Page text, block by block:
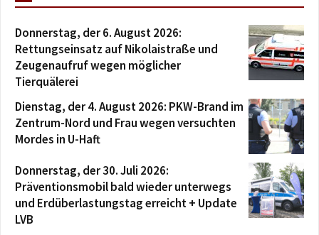
Donnerstag, der 6. August 2026:
Rettungseinsatz auf Nikolaistraße und
Zeugenaufruf wegen möglicher
Tierquälerei
Dienstag, der 4. August 2026: PKW-Brand im
Zentrum-Nord und Frau wegen versuchten
Mordes in U-Haft
Donnerstag, der 30. Juli 2026:
Präventionsmobil bald wieder unterwegs
und Erdüberlastungstag erreicht + Update
LVB